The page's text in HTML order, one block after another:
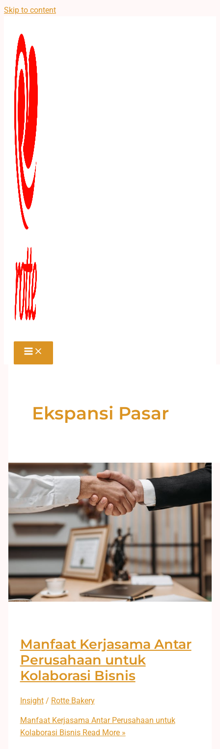
Skip to content
Ekspansi Pasar
Manfaat Kerjasama Antar
Perusahaan untuk
Kolaborasi Bisnis
Insight/ Rotte Bakery
Manfaat Kerjasama Antar Perusahaan untuk
Kolaborasi BisnisRead More »